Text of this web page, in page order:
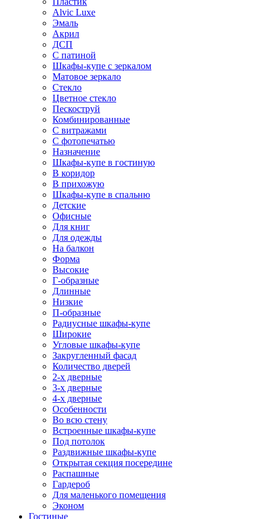
Alvic Luxe
Эмаль
Акрил
ДСП
С патиной
Шкафы-купе с зеркалом
Матовое зеркало
Стекло
Цветное стекло
Пескоструй
Комбинированные
С витражами
С фотопечатью
Назначение
Шкафы-купе в гостиную
В коридор
В прихожую
Шкафы-купе в спальню
Детские
Офисные
Для книг
Для одежды
На балкон
Форма
Высокие
Г-образные
Длинные
Низкие
П-образные
Радиусные шкафы-купе
Широкие
Угловые шкафы-купе
Закругленный фасад
Количество дверей
2-х дверные
3-х дверные
4-х дверные
Особенности
Во всю стену
Встроенные шкафы-купе
Под потолок
Раздвижные шкафы-купе
Открытая секция посередине
Распашные
Гардероб
Для маленького помещения
Эконом
Гостиные